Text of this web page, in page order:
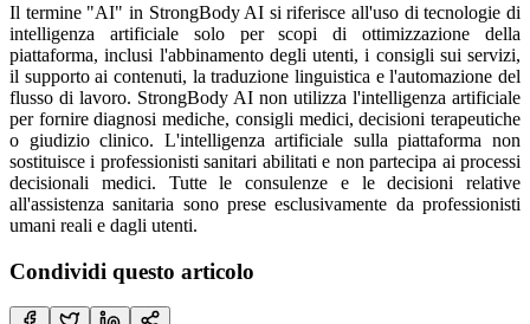
Il termine "AI" in StrongBody AI si riferisce all'uso di tecnologie di
intelligenza artificiale solo per scopi di ottimizzazione della
piattaforma, inclusi l'abbinamento degli utenti, i consigli sui servizi,
il supporto ai contenuti, la traduzione linguistica e l'automazione del
flusso di lavoro. StrongBody AI non utilizza l'intelligenza artificiale
per fornire diagnosi mediche, consigli medici, decisioni terapeutiche
o giudizio clinico. L'intelligenza artificiale sulla piattaforma non
sostituisce i professionisti sanitari abilitati e non partecipa ai processi
decisionali medici. Tutte le consulenze e le decisioni relative
all'assistenza sanitaria sono prese esclusivamente da professionisti
umani reali e dagli utenti.
Condividi questo articolo